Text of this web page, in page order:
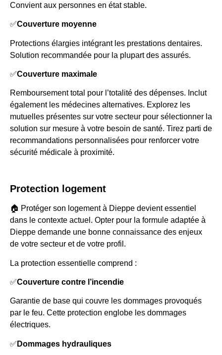
Convient aux personnes en état stable.
✅Couverture moyenne
Protections élargies intégrant les prestations dentaires.
Solution recommandée pour la plupart des assurés.
✅Couverture maximale
Remboursement total pour l’totalité des dépenses. Inclut
également les médecines alternatives. Explorez les
mutuelles présentes sur votre secteur pour sélectionner la
solution sur mesure à votre besoin de santé. Tirez parti de
recommandations personnalisées pour renforcer votre
sécurité médicale à proximité.
Protection logement
🏠 Protéger son logement à Dieppe devient essentiel
dans le contexte actuel. Opter pour la formule adaptée à
Dieppe demande une bonne connaissance des enjeux
de votre secteur et de votre profil.
La protection essentielle comprend :
✅Couverture contre l’incendie
Garantie de base qui couvre les dommages provoqués
par le feu. Cette protection englobe les dommages
électriques.
✅ Dommages hydrauliques